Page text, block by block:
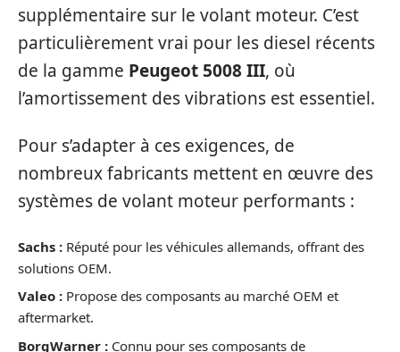
supplémentaire sur le volant moteur. C’est
particulièrement vrai pour les diesel récents
de la gamme Peugeot 5008 III, où
l’amortissement des vibrations est essentiel.
Pour s’adapter à ces exigences, de
nombreux fabricants mettent en œuvre des
systèmes de volant moteur performants :
Sachs : Réputé pour les véhicules allemands, offrant des
solutions OEM.
Valeo : Propose des composants au marché OEM et
aftermarket.
BorgWarner : Connu pour ses composants de